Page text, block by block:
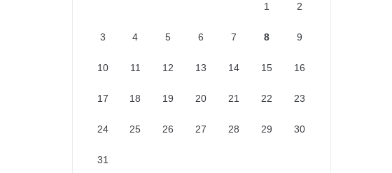
1 2
3 4 5 6 7 8 9
10 11 12 13 14 15 16
17 18 19 20 21 22 23
24 25 26 27 28 29 30
31